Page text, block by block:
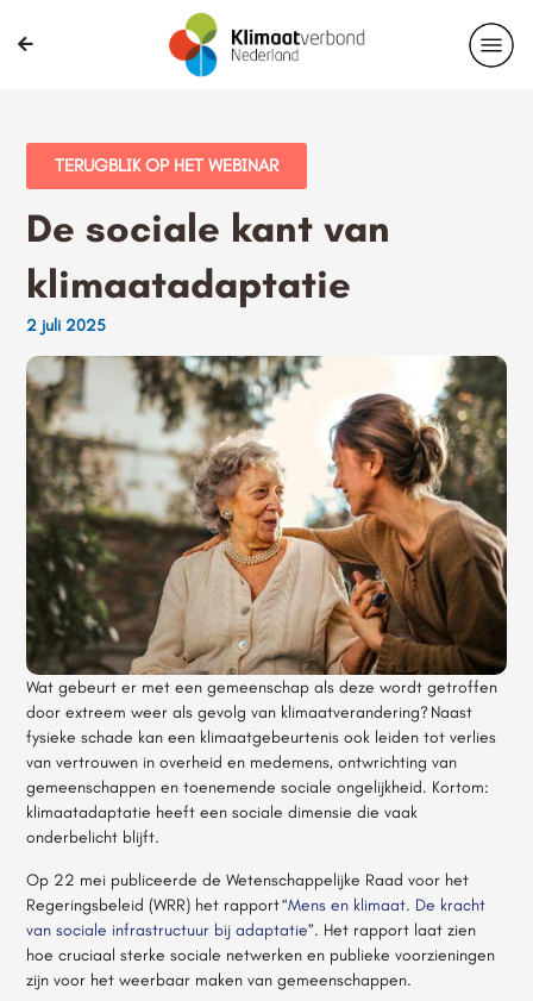
TERUGBLIK OP HET WEBINAR
De sociale kant van
klimaatadaptatie
2 juli 2025
Wat gebeurt er met een gemeenschap als deze wordt getroffen
door extreem weer als gevolg van klimaatverandering? Naast
fysieke schade kan een klimaatgebeurtenis ook leiden tot verlies
van vertrouwen in overheid en medemens, ontwrichting van
gemeenschappen en toenemende sociale ongelijkheid. Kortom:
klimaatadaptatie heeft een sociale dimensie die vaak
onderbelicht blijft.
Op 22 mei publiceerde de Wetenschappelijke Raad voor het
Regeringsbeleid (WRR) het rapport “Mens en klimaat. De kracht
van sociale infrastructuur bij adaptatie”. Het rapport laat zien
hoe cruciaal sterke sociale netwerken en publieke voorzieningen
zijn voor het weerbaar maken van gemeenschappen.